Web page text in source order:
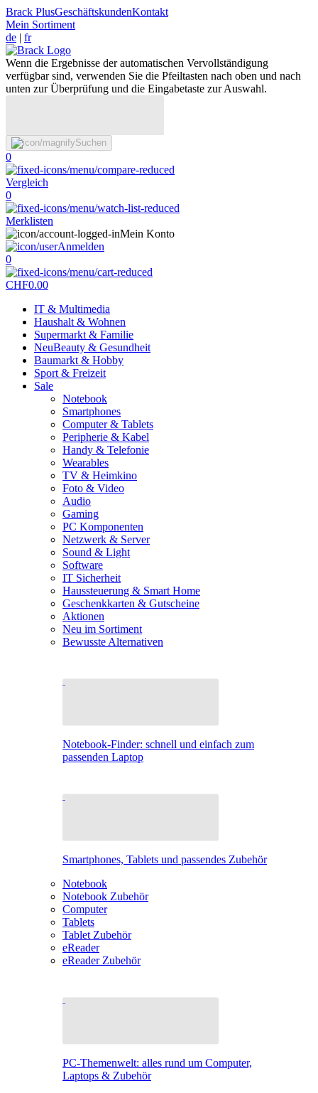
Brack PlusGeschäftskundenKontakt
Mein Sortiment
de | fr
Wenn die Ergebnisse der automatischen Vervollständigung
verfügbar sind, verwenden Sie die Pfeiltasten nach oben und nach
unten zur Überprüfung und die Eingabetaste zur Auswahl.
Suchen
0
Vergleich
0
Merklisten
Mein Konto
Anmelden
0
CHF0.00
IT & Multimedia
Haushalt & Wohnen
Supermarkt & Familie
NeuBeauty & Gesundheit
Baumarkt & Hobby
Sport & Freizeit
Sale
Notebook
Smartphones
Computer & Tablets
Peripherie & Kabel
Handy & Telefonie
Wearables
TV & Heimkino
Foto & Video
Audio
Gaming
PC Komponenten
Netzwerk & Server
Sound & Light
Software
IT Sicherheit
Haussteuerung & Smart Home
Geschenkkarten & Gutscheine
Aktionen
Neu im Sortiment
Bewusste Alternativen
Notebook-Finder: schnell und einfach zum
passenden Laptop
Smartphones, Tablets und passendes Zubehör
Notebook
Notebook Zubehör
Computer
Tablets
Tablet Zubehör
eReader
eReader Zubehör
PC-Themenwelt: alles rund um Computer,
Laptops & Zubehör